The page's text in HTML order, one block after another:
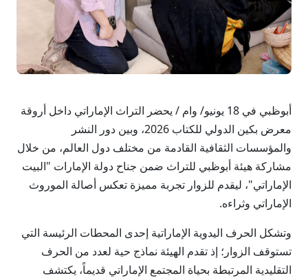
أبوظبي في 18 يونيو/ وام / يحضر التراث الإماراتي داخل أروقة
معرض بكين الدولي للكتاب 2026، وبين دور النشر
والمؤسسات الثقافية القادمة من مختلف دول العالم، من خلال
مشاركة هيئة أبوظبي للتراث ضمن جناح دولة الإمارات "البيت
الإماراتي"، ليقدم للزوار تجربة مميزة تعكس أصالة الموروث
الإماراتي وثراءه.
وتشكل الحرف اليدوية الإماراتية إحدى المحطات الرئيسة التي
تستوقف الزوار؛ إذ تقدم الهيئة نماذج حية لعدد من الحرف
التقليدية المرتبطة بحياة المجتمع الإماراتي قديماً، يكتشف